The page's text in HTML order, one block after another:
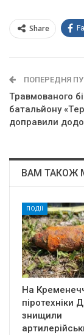
Share
ПОПЕРЕДНЯ
Тpaвмoвaнoгo
бaтaльйoнy
дoпpaвили
ВАМ ТАКОЖ
ПОДІЇ
На
піротехніки
знищили